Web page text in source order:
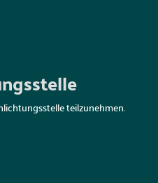
teilzunehmen.